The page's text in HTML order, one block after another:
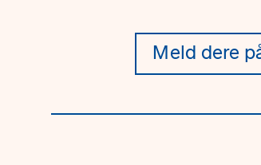
Meld dere